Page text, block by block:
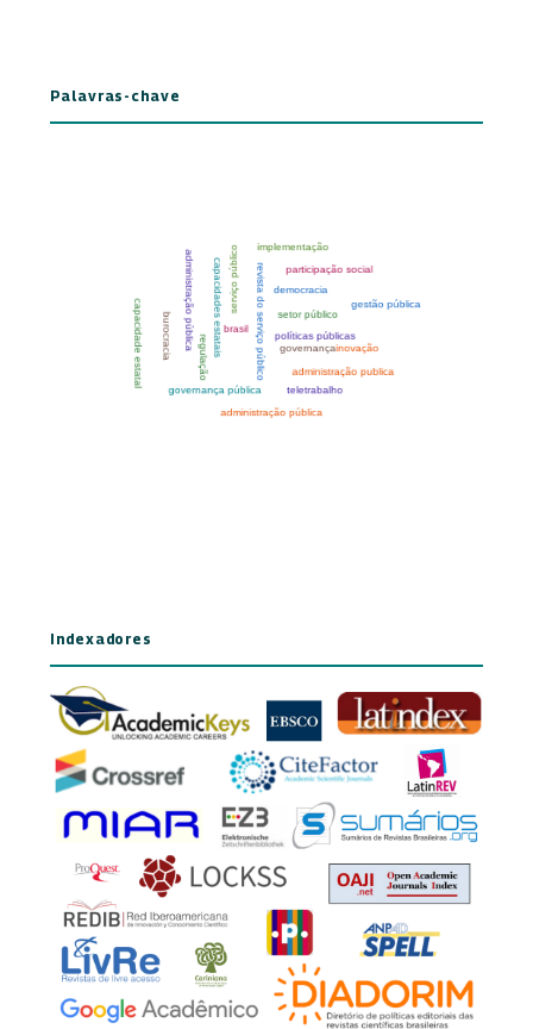
Palavras-chave
Indexadores